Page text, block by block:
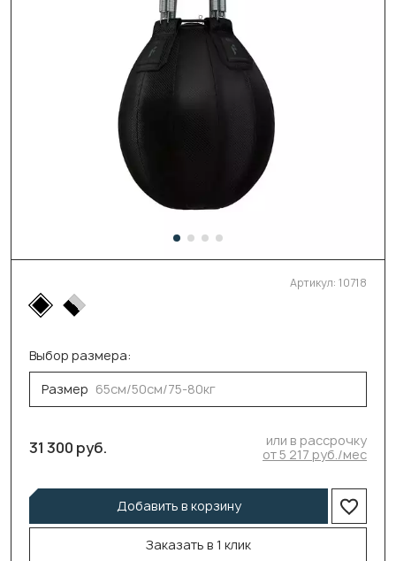
Артикул: 10718
Выбор размера:
Размер 65см/50см/75-80кг
31 300 руб.
или в рассрочку
от 5 217 руб./мес
Добавить в корзину
Заказать в 1 клик